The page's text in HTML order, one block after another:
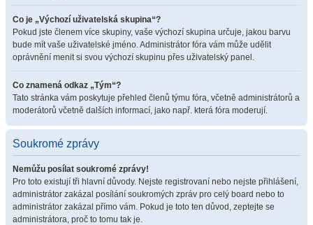
Co je „Výchozí uživatelská skupina“?
Pokud jste členem více skupiny, vaše výchozí skupina určuje, jakou barvu
bude mít vaše uživatelské jméno. Administrátor fóra vám může udělit
oprávnění menit si svou výchozí skupinu přes uživatelský panel.
Co znamená odkaz „Tým“?
Tato stránka vám poskytuje přehled členů týmu fóra, včetně administrátorů a
moderátorů včetně dalších informací, jako např. která fóra moderují.
Soukromé zprávy
Nemůžu posílat soukromé zprávy!
Pro toto existují tři hlavní důvody. Nejste registrovaní nebo nejste přihlášení,
administrátor zakázal posílání soukromých zpráv pro celý board nebo to
administrátor zakázal přímo vám. Pokud je toto ten důvod, zeptejte se
administrátora, proč to tomu tak je.